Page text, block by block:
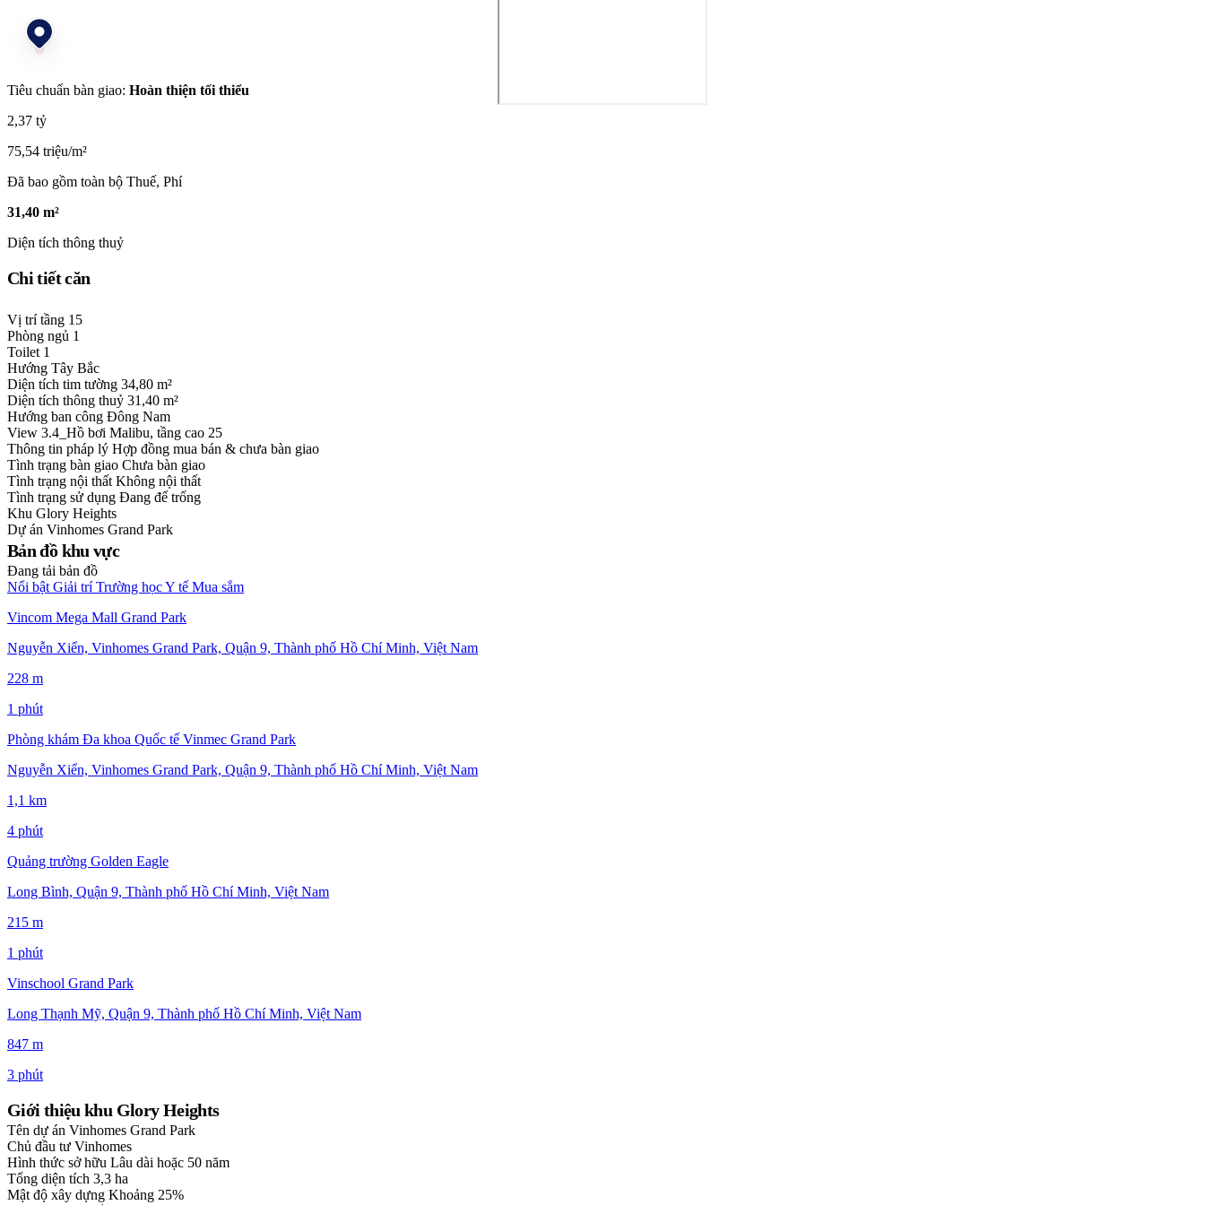
Tiêu chuẩn bàn giao: Hoàn thiện tối thiểu
2,37 tỷ
75,54 triệu/m²
Đã bao gồm toàn bộ Thuế, Phí
31,40 m²
Diện tích thông thuỷ
Chi tiết căn
Vị trí tầng 15
Phòng ngủ 1
Toilet 1
Hướng Tây Bắc
Diện tích tim tường 34,80 m²
Diện tích thông thuỷ 31,40 m²
Hướng ban công Đông Nam
View 3.4_Hồ bơi Malibu, tầng cao 25
Thông tin pháp lý Hợp đồng mua bán & chưa bàn giao
Tình trạng bàn giao Chưa bàn giao
Tình trạng nội thất Không nội thất
Tình trạng sử dụng Đang để trống
Khu Glory Heights
Dự án Vinhomes Grand Park
Bản đồ khu vực
Đang tải bản đồ
Nổi bật Giải trí Trường họcY tế Mua sắm
Vincom Mega Mall Grand Park
Nguyễn Xiển, Vinhomes Grand Park, Quận 9, Thành phố Hồ Chí Minh, Việt Nam
228 m
1 phút
Phòng khám Đa khoa Quốc tế Vinmec Grand Park
Nguyễn Xiển, Vinhomes Grand Park, Quận 9, Thành phố Hồ Chí Minh, Việt Nam
1,1 km
4 phút
Quảng trường Golden Eagle
Long Bình, Quận 9, Thành phố Hồ Chí Minh, Việt Nam
215 m
1 phút
Vinschool Grand Park
Long Thạnh Mỹ, Quận 9, Thành phố Hồ Chí Minh, Việt Nam
847 m
3 phút
Giới thiệu khu Glory Heights
Tên dự án Vinhomes Grand Park
Chủ đầu tư Vinhomes
Hình thức sở hữu Lâu dài hoặc 50 năm
Tổng diện tích 3,3 ha
Mật độ xây dựng Khoảng 25%